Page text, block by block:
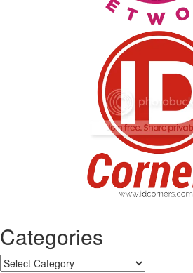
Categories
Categories